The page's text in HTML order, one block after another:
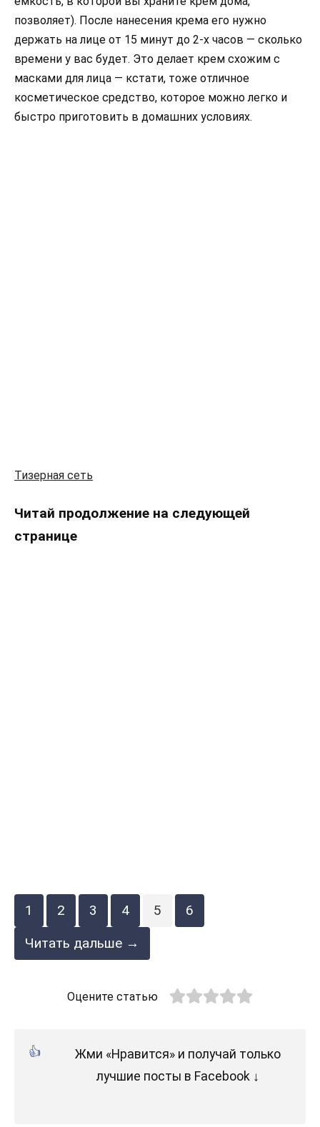
позволяет). После нанесения крема его нужно
держать на лице от 15 минут до 2-х часов — сколько
времени у вас будет. Это делает крем схожим с
масками для лица — кстати, тоже отличное
косметическое средство, которое можно легко и
быстро приготовить в домашних условиях.
Тизерная сеть
Читай продолжение на следующей
странице
1 2 3 4 5
6
Читать дальше →
Оцените статью
Жми «Нравится» и получай только
лучшие посты в Facebook ↓